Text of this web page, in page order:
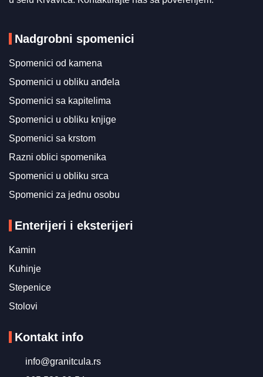
Nadgrobni spomenici
Spomenici od kamena
Spomenici u obliku anđela
Spomenici sa kapitelima
Spomenici u obliku knjige
Spomenici sa krstom
Razni oblici spomenika
Spomenici u obliku srca
Spomenici za jednu osobu
Enterijeri i eksterijeri
Kamin
Kuhinje
Stepenice
Stolovi
Kontakt info
info@granitcula.rs